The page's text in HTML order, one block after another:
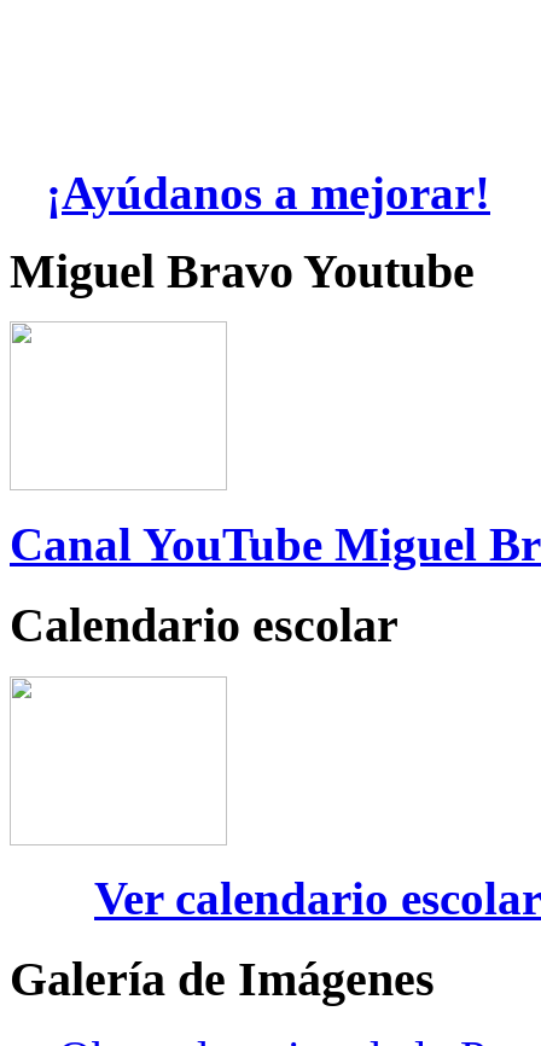
¡Ayúdanos a mejorar!
Miguel Bravo Youtube
Canal YouTube Miguel
Calendario escolar
Ver calendario escolar
Galería de Imágenes